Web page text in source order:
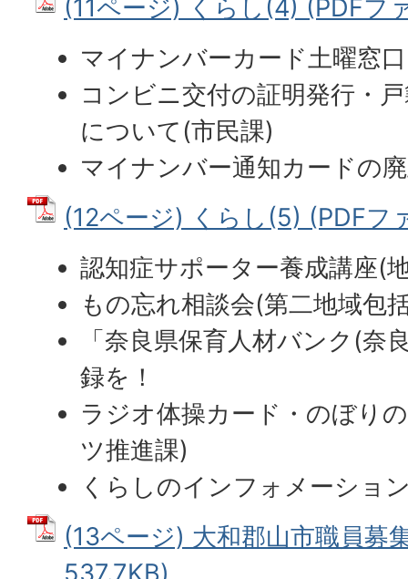
(11ページ) くらし(4) (PDFフ
マイナンバーカード土曜窓
コンビニ交付の証明発行・
について(市民課)
マイナンバー通知カードの
(12ページ) くらし(5) (PDFフ
認知症サポーター養成講座(
もの忘れ相談会(第二地域包
「奈良県保育人材バンク(奈
録を！
ラジオ体操カード・のぼり
ツ推進課)
くらしのインフォメーショ
(13ページ) 大和郡山市職員募